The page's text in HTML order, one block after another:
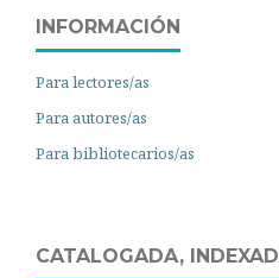
INFORMACIÓN
Para lectores/as
Para autores/as
Para bibliotecarios/as
CATALOGADA,